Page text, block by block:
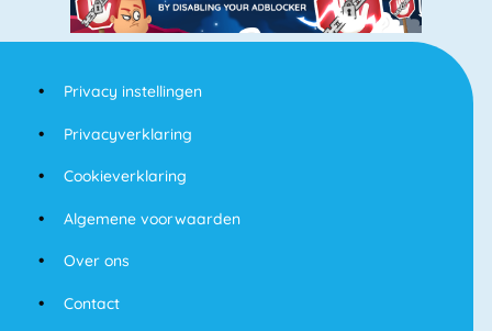
Privacy instellingen
Privacyverklaring
Cookieverklaring
Algemene voorwaarden
Over ons
Contact